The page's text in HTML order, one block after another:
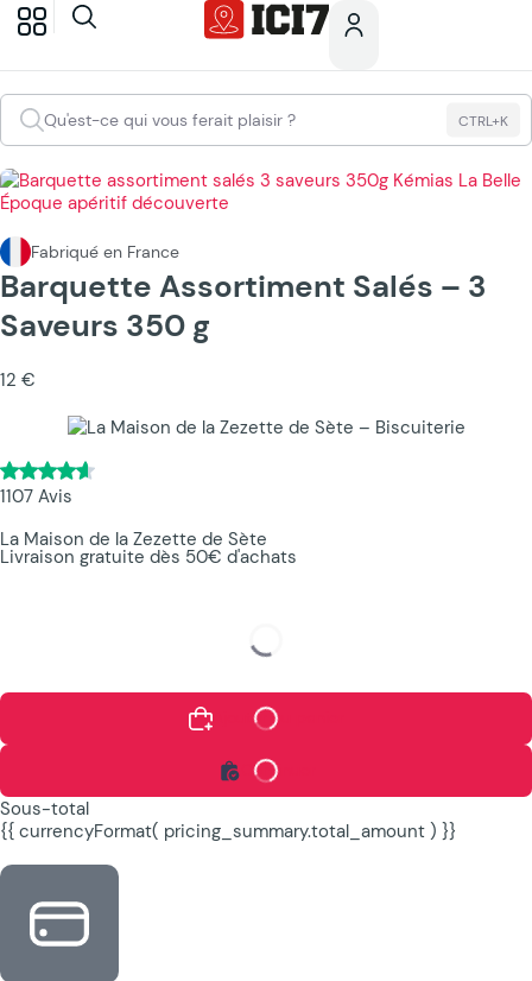
Qu'est-ce qui vous ferait plaisir ? CTRL+K
Fabriqué en France
Barquette Assortiment Salés – 3
Saveurs 350 g
12 €
1107 Avis
La Maison de la Zezette de Sète
Livraison gratuite dès 50€ d'achats
Ajouter au panier
Continuer
Sous-total
{{ currencyFormat( pricing_summary.total_amount ) }}